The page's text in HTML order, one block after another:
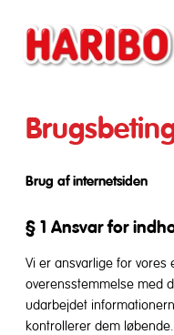
Brug af internetsiden
§ 1 Ansvar for
Vi er ansvarlige for vores
overensstemmelse med
udarbejdet
kontrollerer dem